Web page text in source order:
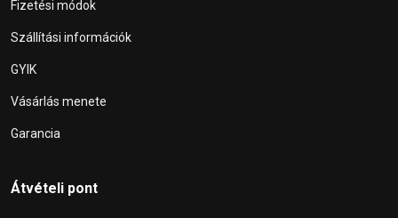
Fizetési módok
Szállítási információk
GYIK
Vásárlás menete
Garancia
Átvételi pont